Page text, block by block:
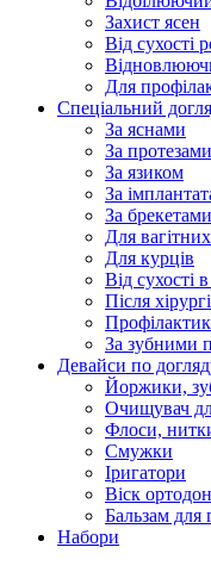
Захист ясен
Від сухості
Для
Спеціальний
За яснами
За
За язиком
За
За брекетами
Для вагітних
Для курців
Від сухості
Після
За зубними
Девайси по
Йоржики,
Очищувач
Флоси,
Смужки
Іригатори
Віск
Бальзам для
Набори